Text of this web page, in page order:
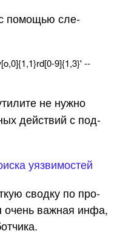
с помощью сле­
9]{1,3}'--
не нуж­но
дей­ствий с под­
свод­ку по про­
очень важ­ная инфа,